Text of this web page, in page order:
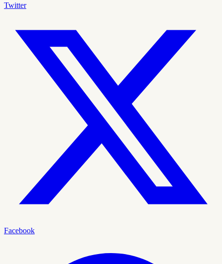
Twitter
Facebook